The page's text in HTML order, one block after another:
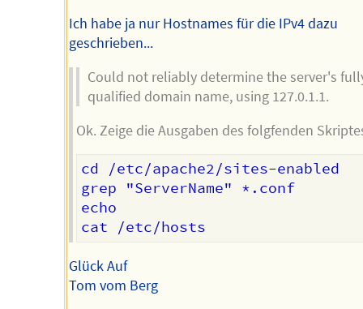
Ich habe ja nur Hostnames für die IPv4 dazu
geschrieben...
Could not reliably determine the server's
qualified domain name, using 127.0.1.1.
Ok. Zeige die Ausgaben des folgfenden
cd /etc/apache2/sites-enabled
grep "ServerName" *.conf
echo
Glück Auf
Tom vom Berg